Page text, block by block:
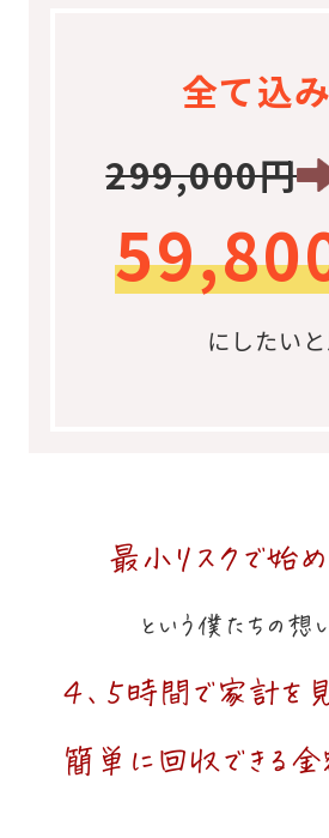
全て込
299,000円
にしたい
最小リスクで始め
という僕たちの想
４、５時間で家計を
簡単に回収できる